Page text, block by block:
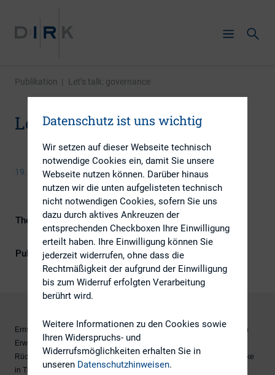
Publikation | Let’s talk: governance
Let’s talk: governance
19. August 2014
Themengebiet
ESG (inkl. Nachhaltigkeit &
Governance)
Publikationsform
Externe Publikationen
Ernst & Young hat im Herbst 2014 etwa 40 Investorenvertreter zu Ihren
Erwartungen an die HV-Saison 2014 befragt. Eine aktuelle Studie hält
Rückschau auf die tatsächlichen Stimmrechtsverhalte und gibt Einblicke
in Trends von aktivistischen Investoren.
Datenschutz ist uns wichtig
Wir setzen auf dieser Webseite technisch
notwendige Cookies ein, damit Sie unsere
Webseite nutzen können. Darüber hinaus
nutzen wir die unten aufgelisteten technisch
nicht notwendigen Cookies, sofern Sie uns
dazu durch aktives Ankreuzen der
entsprechenden Checkboxen Ihre Einwilligung
erteilt haben. Ihre Einwilligung können Sie
jederzeit widerrufen, ohne dass die
Rechtmäßigkeit der aufgrund der Einwilligung
bis zum Widerruf erfolgten Verarbeitung
berührt wird.
Weitere Informationen zu den Cookies sowie
Ihren Widerspruchs- und
Widerrufsmöglichkeiten erhalten Sie in
unseren Datenschutzhinweisen.